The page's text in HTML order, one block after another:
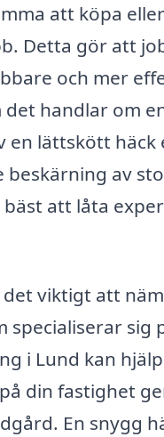
att köpa
Detta gör att
och mer
det handlar om
en lättskött häck
av
att låta
det viktigt att
specialiserar sig
i Lund kan
din fastighet
En snygg